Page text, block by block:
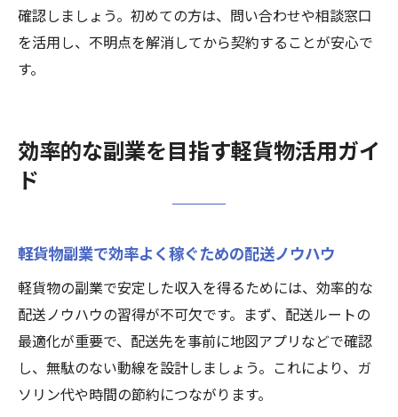
確認しましょう。初めての方は、問い合わせや相談窓口
を活用し、不明点を解消してから契約することが安心で
す。
効率的な副業を目指す軽貨物活用ガイ
ド
軽貨物副業で効率よく稼ぐための配送ノウハウ
軽貨物の副業で安定した収入を得るためには、効率的な
配送ノウハウの習得が不可欠です。まず、配送ルートの
最適化が重要で、配送先を事前に地図アプリなどで確認
し、無駄のない動線を設計しましょう。これにより、ガ
ソリン代や時間の節約につながります。